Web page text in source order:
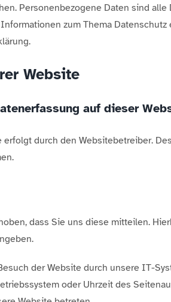
Personenbezogene Daten sind
zum Thema
Website
auf dieser
durch den Websitebetreiber.
dass Sie uns diese mitteilen.
der Website durch unsere IT-
oder Uhrzeit des